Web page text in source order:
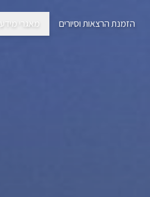
הזמנת הרצאות וסיורים מאגרי מידע